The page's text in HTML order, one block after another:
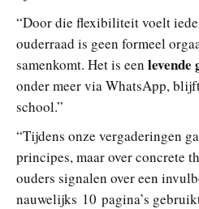
“Door die flexibiliteit voelt
ouderraad is geen formeel
samenkomt. Het is een levende
onder meer via WhatsApp,
school.”
“Tijdens onze vergaderingen
principes, maar over concrete
ouders signalen over een
nauwelijks 10 pagina’s